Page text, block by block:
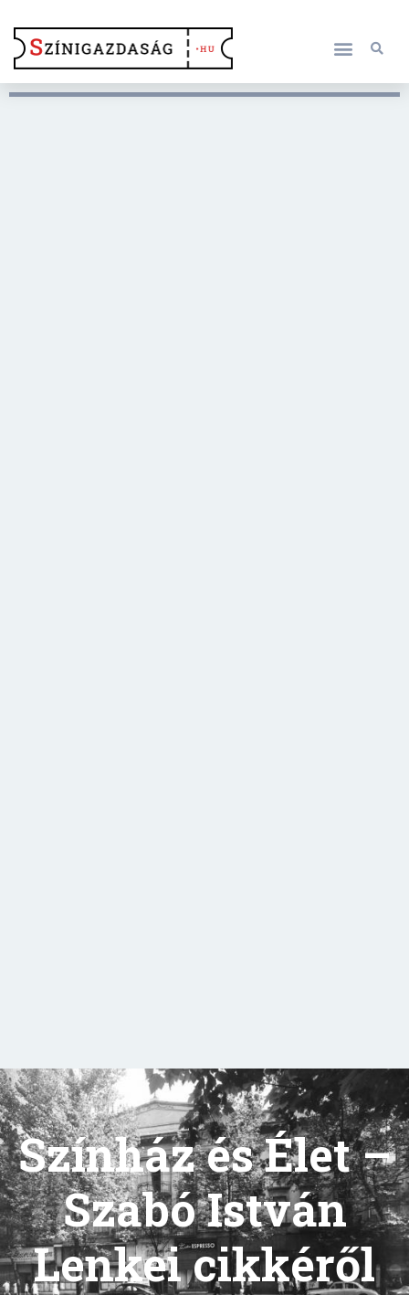
Színház és Élet –
Szabó István
Lenkei cikkéről